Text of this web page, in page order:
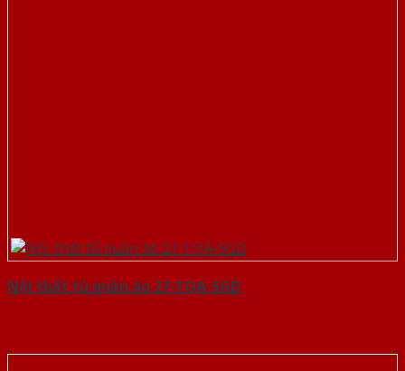
Nội thất tủ quần áo 27-TQA-SGD